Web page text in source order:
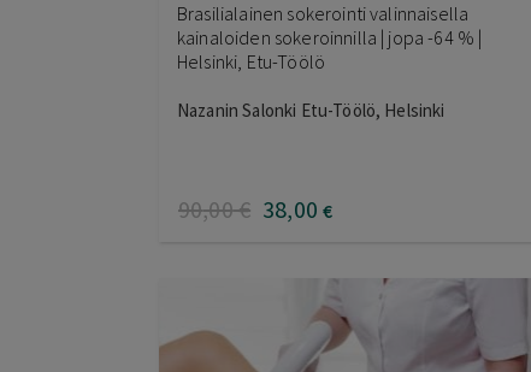
Brasilialainen sokerointi valinnaisella
kainaloiden sokeroinnilla | jopa -64 % |
Helsinki, Etu-Töölö
Nazanin Salonki Etu-Töölö, Helsinki
90,00€ 38,00 €